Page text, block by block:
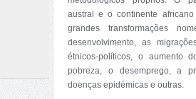
austral e o continente
grandes transformações
desenvolvimento, as
étnicos-políticos, o aumento
pobreza, o desemprego, a
doenças epidémicas e outras.